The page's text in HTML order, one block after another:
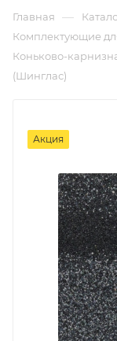
Главная —
Комплектующие
Коньково-
(Шинглас)
Акция